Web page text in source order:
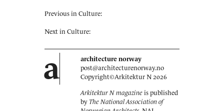
Previous in Culture:
Next in Culture:
a
architecture norway
post@architecturenorway.no
Copyright©Arkitektur N 2026
Arkitektur N magazine is published
by The National Association of